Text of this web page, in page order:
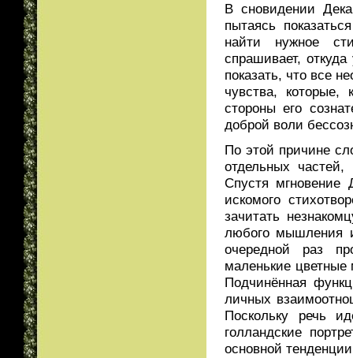
В сновидении
пытаясь
найти нужное
спрашивает,
показать, что все
чувства, которые,
стороны его
доброй воли
По этой причине
отдельных частей,
Спустя мгновение
искомого
зачитать
любого мышления
очередной раз
маленькие
Подчинённая
личных
Поскольку речь
голландские
основной